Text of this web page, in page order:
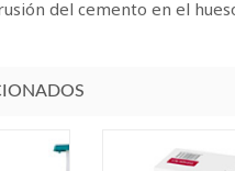
del cemento en el